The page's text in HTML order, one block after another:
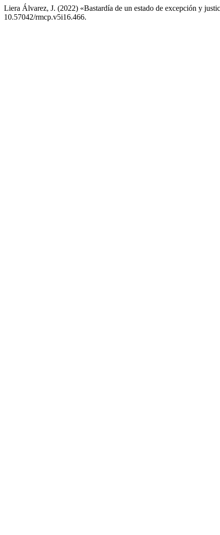
Liera Álvarez, J. (2022) «Bastardía de un estado de excepción y
10.57042/rmcp.v5i16.466.